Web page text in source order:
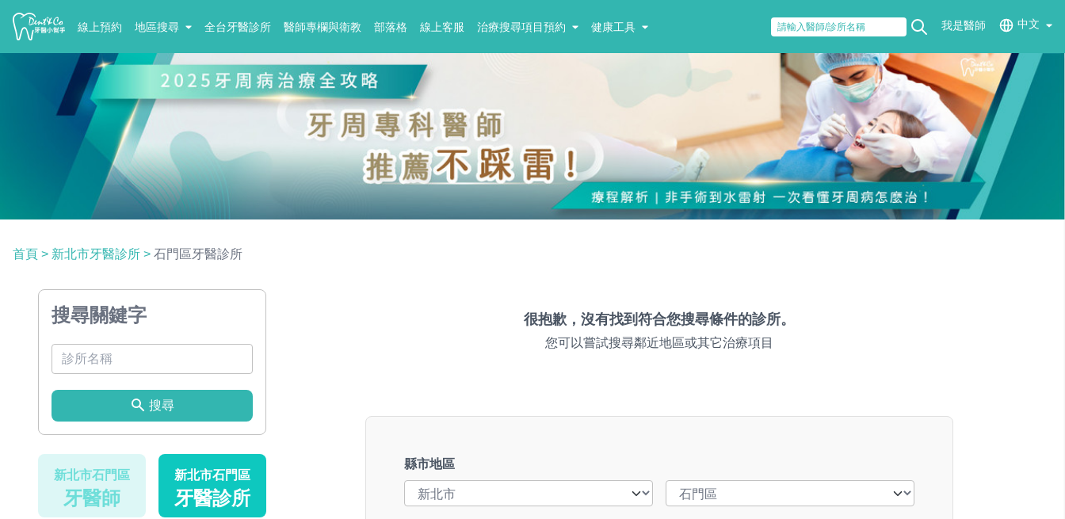
線上預約 地區搜尋 全台牙醫診所 醫師專欄與衛教 部落格 線上客服 治療搜尋項目預約 健康工具 我是醫師 中文
首頁 > 新北市牙醫診所 > 石門區牙醫診所
搜尋關鍵字
搜尋
新北市石門區
牙醫師
新北市石門區
牙醫診所
很抱歉，沒有找到符合您搜尋條件的診所。
您可以嘗試搜尋鄰近地區或其它治療項目
縣市地區